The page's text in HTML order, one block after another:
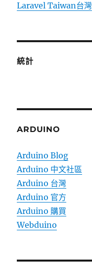
Laravel Taiwan台灣
統計
ARDUINO
Arduino Blog
Arduino 中文社區
Arduino 台灣
Arduino 官方
Arduino 購買
Webduino